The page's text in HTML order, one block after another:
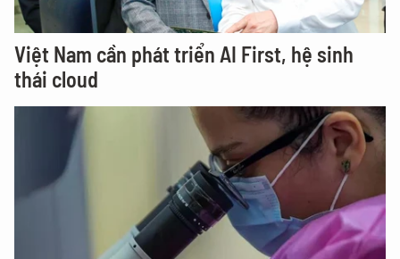
Việt Nam cần phát triển AI First, hệ sinh
thái cloud